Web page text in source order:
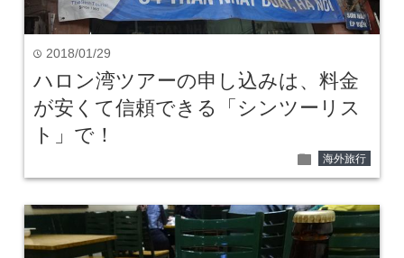
time 2018/01/29
ハロン湾ツアーの申し込みは、料金
が安くて信頼できる「シンツーリス
ト」で！
folder 海外旅行